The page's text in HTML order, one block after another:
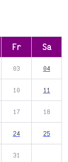
Fr Sa
03 04
10 11
17 18
24 25
31